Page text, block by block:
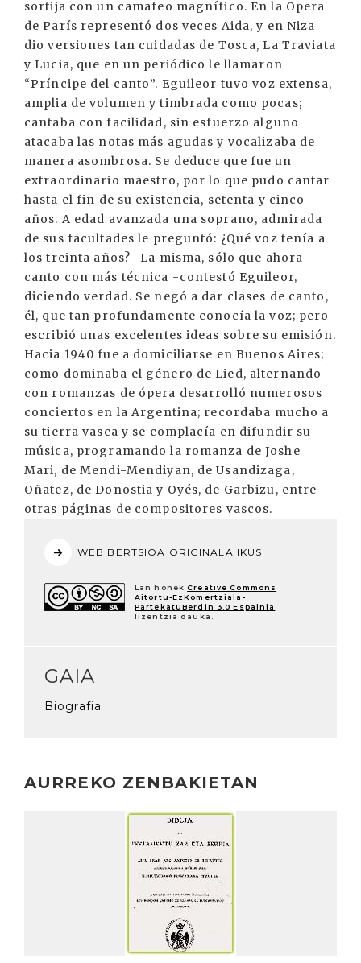
sortija con un camafeo magnífico. En la Opera
de París representó dos veces Aida, y en Niza
dio versiones tan cuidadas de Tosca, La Traviata
y Lucia, que en un periódico le llamaron
“Príncipe del canto”. Eguileor tuvo voz extensa,
amplia de volumen y timbrada como pocas;
cantaba con facilidad, sin esfuerzo alguno
atacaba las notas más agudas y vocalizaba de
manera asombrosa. Se deduce que fue un
extraordinario maestro, por lo que pudo cantar
hasta el fin de su existencia, setenta y cinco
años. A edad avanzada una soprano, admirada
de sus facultades le preguntó: ¿Qué voz tenía a
los treinta años? -La misma, sólo que ahora
canto con más técnica -contestó Eguileor,
diciendo verdad. Se negó a dar clases de canto,
él, que tan profundamente conocía la voz; pero
escribió unas excelentes ideas sobre su emisión.
Hacia 1940 fue a domiciliarse en Buenos Aires;
como dominaba el género de Lied, alternando
con romanzas de ópera desarrolló numerosos
conciertos en la Argentina; recordaba mucho a
su tierra vasca y se complacía en difundir su
música, programando la romanza de Joshe
Mari, de Mendi-Mendiyan, de Usandizaga,
Oñatez, de Donostia y Oyés, de Garbizu, entre
otras páginas de compositores vascos.
WEB BERTSIOA ORIGINALA IKUSI
Lan honek Creative Commons
Aitortu-EzKomertziala-
PartekatuBerdin 3.0 Espainia
lizentzia dauka.
GAIA
Biografia
AURREKO ZENBAKIETAN